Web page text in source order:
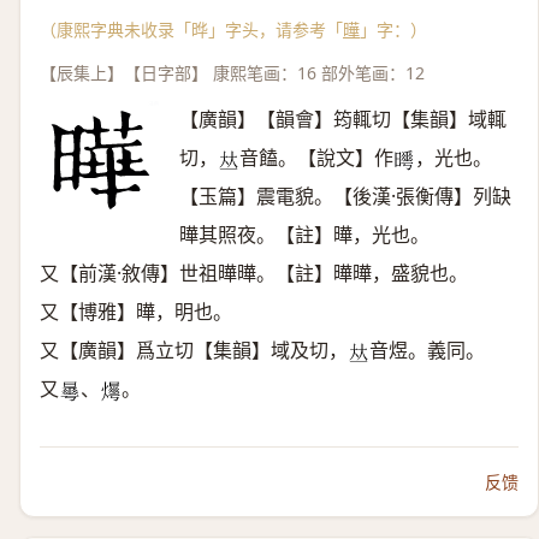
（康熙字典未收录「晔」字头，请参考「曄 」字：）
【辰集上】【日字部】 康熙笔画：16 部外笔画：12
【廣韻】【韻會】筠輒切【集韻】域輒
切， 𠀤音饁。【說文】作𣋌 ，光也。
【玉篇】震電貌。【後漢·張衡傳】列缺
曄其照夜。【註】曄，光也。
又【前漢·敘傳】世祖曄曄。【註】曄曄，盛貌也。
又【博雅】曄，明也。
又【廣韻】爲立切【集韻】域及切， 𠀤音煜。義同。
又𣋓 、 𤑼 。
反馈